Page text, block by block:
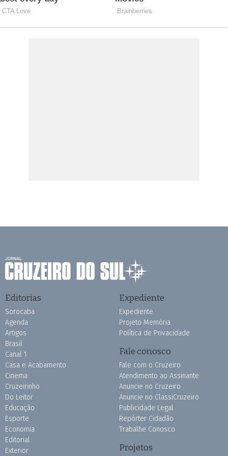
Editorias
Sorocaba
Agenda
Artigos
Brasil
Canal 1
Casa e Acabamento
Cinema
Cruzeirinho
Do Leitor
Educação
Esporte
Economia
Editorial
Exterior
Expediente
Expediente
Projeto Memória
Política de Privacidade
Fale conosco
Fale com o Cruzeiro
Atendimento ao Assinante
Anuncie no Cruzeiro
Anuncie no ClassiCruzeiro
Publicidade Legal
Repórter Cidadão
Trabalhe Conosco
Projetos